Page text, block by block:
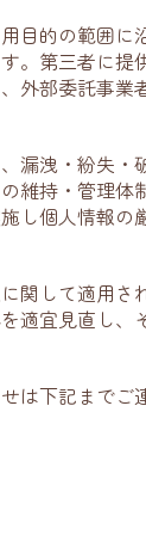
目的の範囲に
。第三者に提
外部委託事業
漏洩・紛失・
維持・管理体
し個人情報の
関して適用さ
適宜見直し、
は下記までご